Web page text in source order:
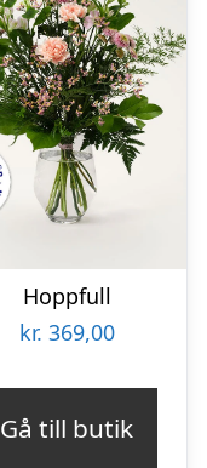
Hoppfull
kr. 369,00
Gå till butik